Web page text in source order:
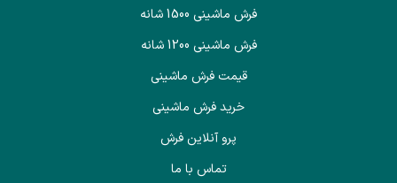
فرش ماشینی 1500 شانه
فرش ماشینی 1200 شانه
قیمت فرش ماشینی
خرید فرش ماشینی
پرو آنلاین فرش
تماس با ما